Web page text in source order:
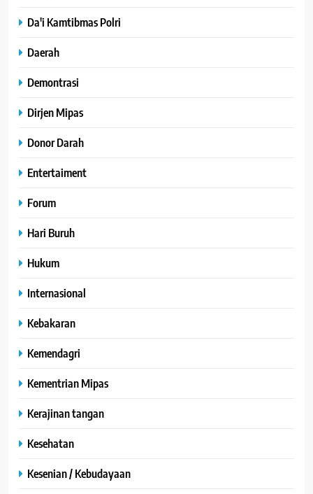
Da'i Kamtibmas Polri
Daerah
Demontrasi
Dirjen Mipas
Donor Darah
Entertaiment
Forum
Hari Buruh
Hukum
Internasional
Kebakaran
Kemendagri
Kementrian Mipas
Kerajinan tangan
Kesehatan
Kesenian / Kebudayaan